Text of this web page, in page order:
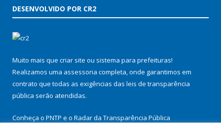
DESENVOLVIDO POR CR2
Muito mais que criar site ou sistema para prefeituras!
Realizamos uma assessoria completa, onde garantimos em
contrato que todas as exigências das leis de transparência
pública serão atendidas.
Conheça o PNTP e o Radar da Transparência Pública